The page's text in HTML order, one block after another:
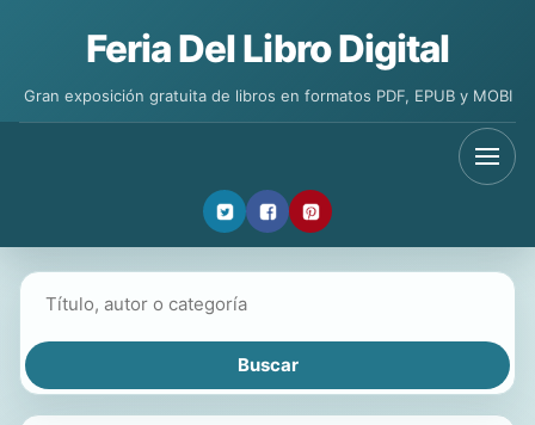
Feria Del Libro Digital
Gran exposición gratuita de libros en formatos PDF, EPUB y MOBI